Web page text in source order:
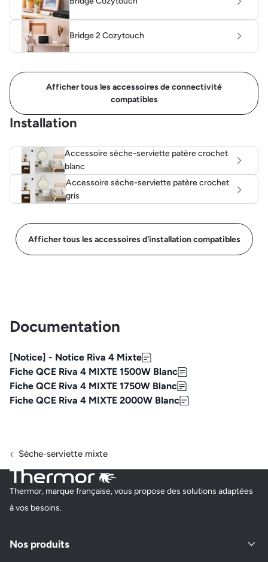
Bridge 2 Cozytouch
Afficher tous les accessoires de connectivité
compatibles
Installation
Accessoire sèche-serviette patère crochet
blanc
Accessoire sèche-serviette patère crochet
gris
Afficher tous les accessoires d'installation compatibles
Documentation
[Notice] - Notice Riva 4 Mixte
Fiche QCE Riva 4 MIXTE 1500W Blanc
Fiche QCE Riva 4 MIXTE 1750W Blanc
Fiche QCE Riva 4 MIXTE 2000W Blanc
Sèche-serviette mixte
Thermor, marque française, vous propose des solutions adaptées
à vos besoins.
Nos produits